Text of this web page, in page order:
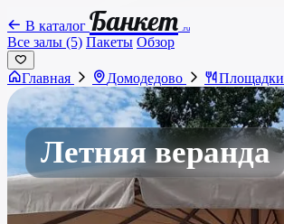
В каталог Банкет .ru
Все залы (5) Пакеты Обзор
Главная Домодедово Площадки
Летняя веранда